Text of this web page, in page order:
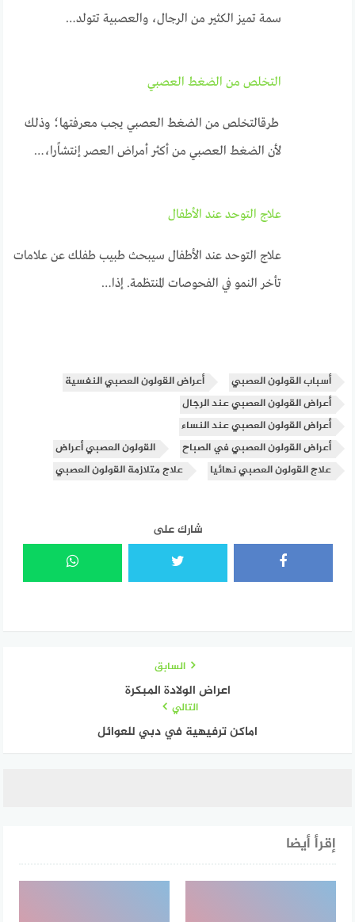
سمة تميز الكثير من الرجال، والعصبية تتولد…
التخلص من الضغط العصبي
طرقالتخلص من الضغط العصبي يجب معرفتها؛ وذلك
لأن الضغط العصبي من أكثر أمراض العصر إنتشاًرا،…
علاج التوحد عند الأطفال
علاج التوحد عند الأطفال سيبحث طبيب طفلك عن علامات
تأخر النمو في الفحوصات المنتظمة. إذا…
أسباب القولون العصبي
أعراض القولون العصبي النفسية
أعراض القولون العصبي عند الرجال
أعراض القولون العصبي عند النساء
أعراض القولون العصبي في الصباح
القولون العصبي أعراض
علاج القولون العصبي نهائيا
علاج متلازمة القولون العصبي
شارك على
السابق
اعراض الولادة المبكرة
التالي
اماكن ترفيهية في دبي للعوائل
إقرأ أيضا